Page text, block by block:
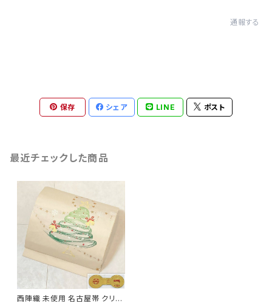
通報する
保存 シェア LINE ポスト
最近チェックした商品
西陣織 未使用 名古屋帯 クリス